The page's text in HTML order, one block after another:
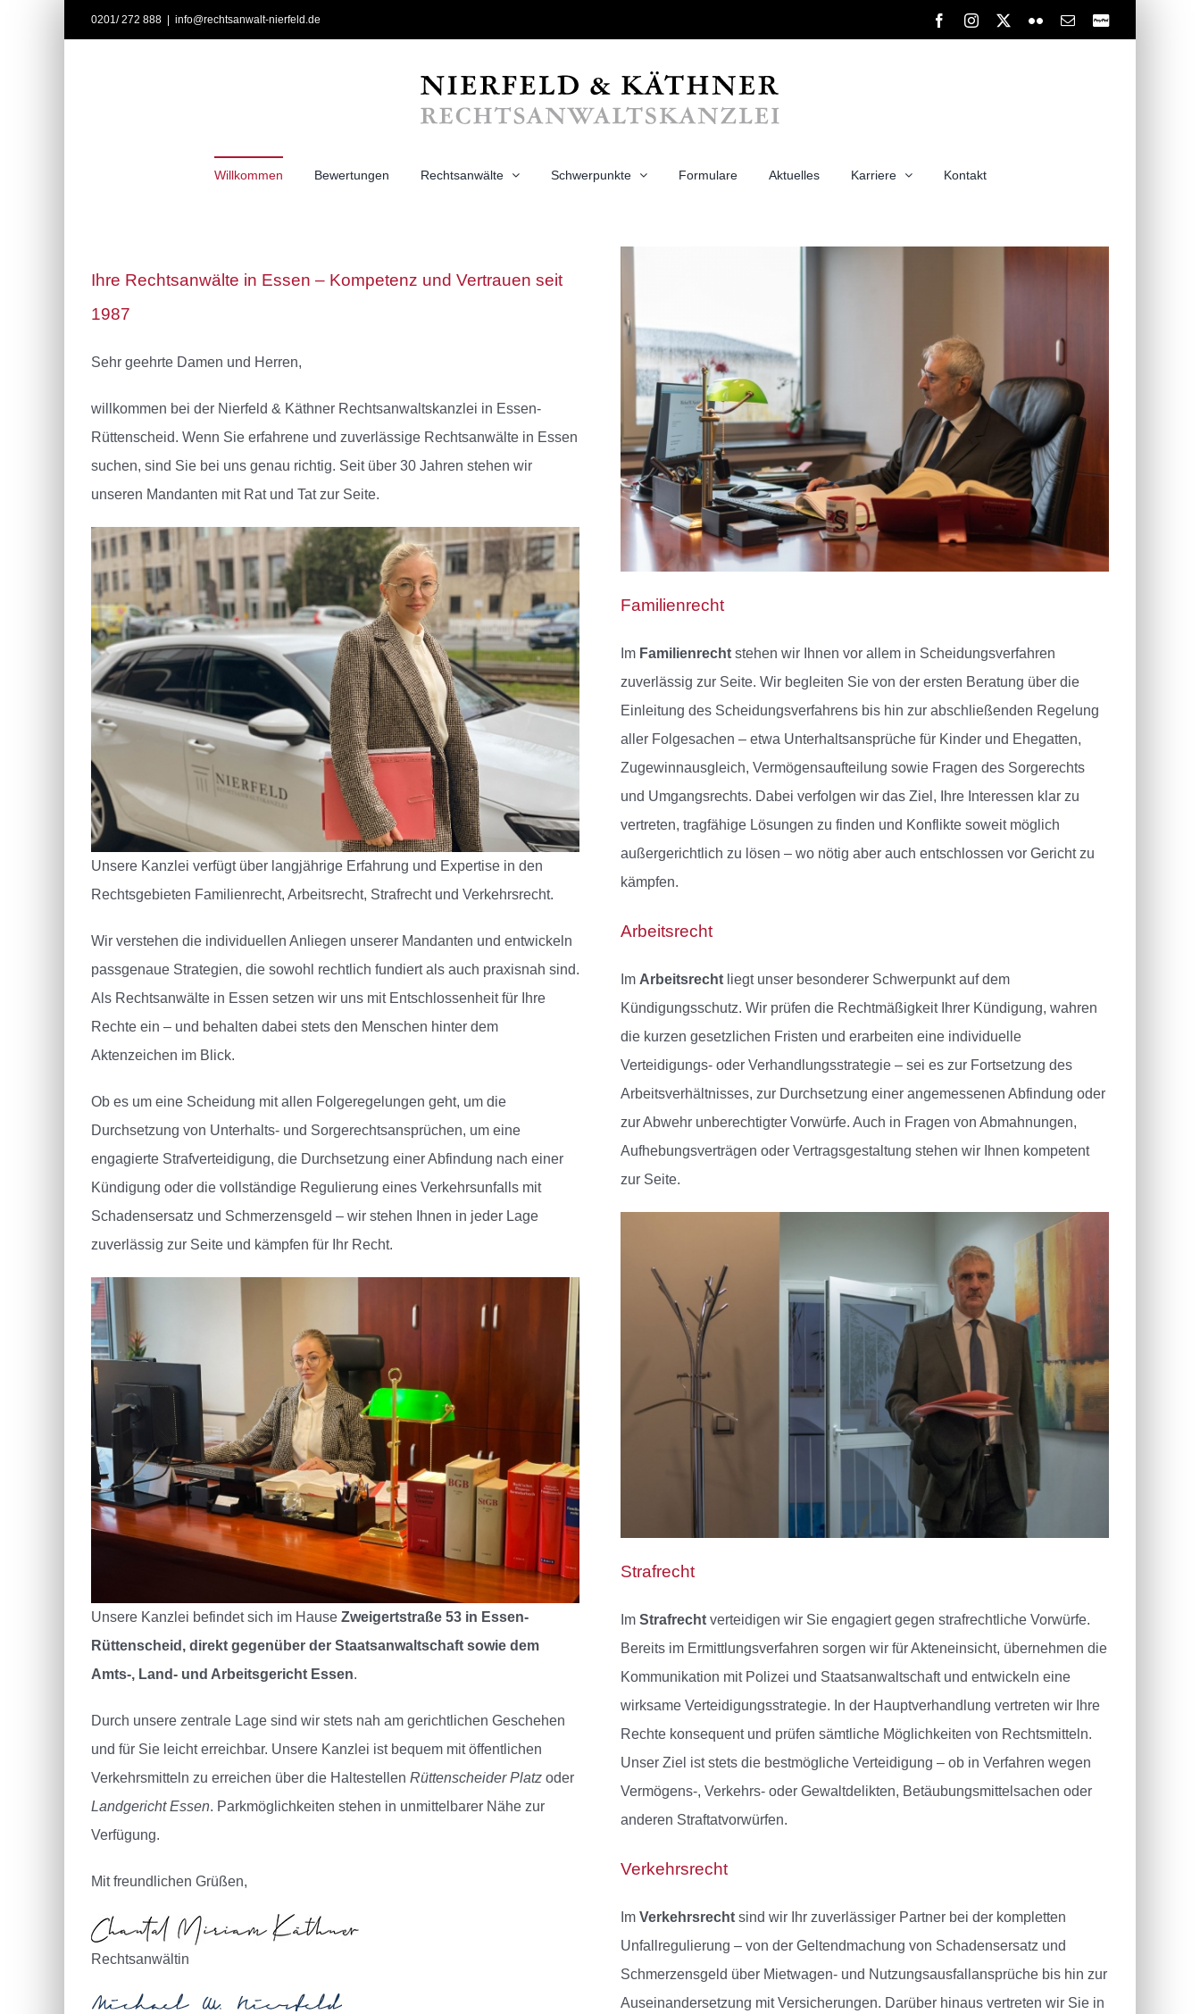
0201/ 272 888 info@rechtsanwalt-nierfeld.de FacebookInstagram FlickrE-
PayPal
Willkommen Bewertungen Rechtsanwälte Schwerpunkte Formulare Aktuelles Karriere Kontakt
Ihre Rechtsanwälte in Essen – Kompetenz und Vertrauen seit
1987
Sehr geehrte Damen und Herren,
willkommen bei der Nierfeld & Käthner Rechtsanwaltskanzlei in Essen-
Rüttenscheid. Wenn Sie erfahrene und zuverlässige Rechtsanwälte in Essen
suchen, sind Sie bei uns genau richtig. Seit über 30 Jahren stehen wir
unseren Mandanten mit Rat und Tat zur Seite.
Unsere Kanzlei verfügt über langjährige Erfahrung und Expertise in den
Rechtsgebieten Familienrecht, Arbeitsrecht, Strafrecht und Verkehrsrecht.
Wir verstehen die individuellen Anliegen unserer Mandanten und entwickeln
passgenaue Strategien, die sowohl rechtlich fundiert als auch praxisnah sind.
Als Rechtsanwälte in Essen setzen wir uns mit Entschlossenheit für Ihre
Rechte ein – und behalten dabei stets den Menschen hinter dem
Aktenzeichen im Blick.
Ob es um eine Scheidung mit allen Folgeregelungen geht, um die
Durchsetzung von Unterhalts- und Sorgerechtsansprüchen, um eine
engagierte Strafverteidigung, die Durchsetzung einer Abfindung nach einer
Kündigung oder die vollständige Regulierung eines Verkehrsunfalls mit
Schadensersatz und Schmerzensgeld – wir stehen Ihnen in jeder Lage
zuverlässig zur Seite und kämpfen für Ihr Recht.
Unsere Kanzlei befindet sich im Hause Zweigertstraße 53 in Essen-
Rüttenscheid, direkt gegenüber der Staatsanwaltschaft sowie dem
Amts-, Land- und Arbeitsgericht Essen.
Durch unsere zentrale Lage sind wir stets nah am gerichtlichen Geschehen
und für Sie leicht erreichbar. Unsere Kanzlei ist bequem mit öffentlichen
Verkehrsmitteln zu erreichen über die Haltestellen Rüttenscheider Platzoder
Landgericht Essen. Parkmöglichkeiten stehen in unmittelbarer Nähe zur
Verfügung.
Mit freundlichen Grüßen,
Rechtsanwältin
Familienrecht
Im Familienrecht stehen wir Ihnen vor allem in Scheidungsverfahren
zuverlässig zur Seite. Wir begleiten Sie von der ersten Beratung über die
Einleitung des Scheidungsverfahrens bis hin zur abschließenden Regelung
aller Folgesachen – etwa Unterhaltsansprüche für Kinder und Ehegatten,
Zugewinnausgleich, Vermögensaufteilung sowie Fragen des Sorgerechts
und Umgangsrechts. Dabei verfolgen wir das Ziel, Ihre Interessen klar zu
vertreten, tragfähige Lösungen zu finden und Konflikte soweit möglich
außergerichtlich zu lösen – wo nötig aber auch entschlossen vor Gericht zu
kämpfen.
Arbeitsrecht
Im Arbeitsrechtliegt unser besonderer Schwerpunkt auf dem
Kündigungsschutz. Wir prüfen die Rechtmäßigkeit Ihrer Kündigung, wahren
die kurzen gesetzlichen Fristen und erarbeiten eine individuelle
Verteidigungs- oder Verhandlungsstrategie – sei es zur Fortsetzung des
Arbeitsverhältnisses, zur Durchsetzung einer angemessenen Abfindung oder
zur Abwehr unberechtigter Vorwürfe. Auch in Fragen von Abmahnungen,
Aufhebungsverträgen oder Vertragsgestaltung stehen wir Ihnen kompetent
zur Seite.
Strafrecht
Im Strafrecht verteidigen wir Sie engagiert gegen strafrechtliche Vorwürfe.
Bereits im Ermittlungsverfahren sorgen wir für Akteneinsicht, übernehmen die
Kommunikation mit Polizei und Staatsanwaltschaft und entwickeln eine
wirksame Verteidigungsstrategie. In der Hauptverhandlung vertreten wir Ihre
Rechte konsequent und prüfen sämtliche Möglichkeiten von Rechtsmitteln.
Unser Ziel ist stets die bestmögliche Verteidigung – ob in Verfahren wegen
Vermögens-, Verkehrs- oder Gewaltdelikten, Betäubungsmittelsachen oder
anderen Straftatvorwürfen.
Verkehrsrecht
Im Verkehrsrecht sind wir Ihr zuverlässiger Partner bei der kompletten
Unfallregulierung – von der Geltendmachung von Schadensersatz und
Schmerzensgeld über Mietwagen- und Nutzungsausfallansprüche bis hin zur
Auseinandersetzung mit Versicherungen. Darüber hinaus vertreten wir Sie in